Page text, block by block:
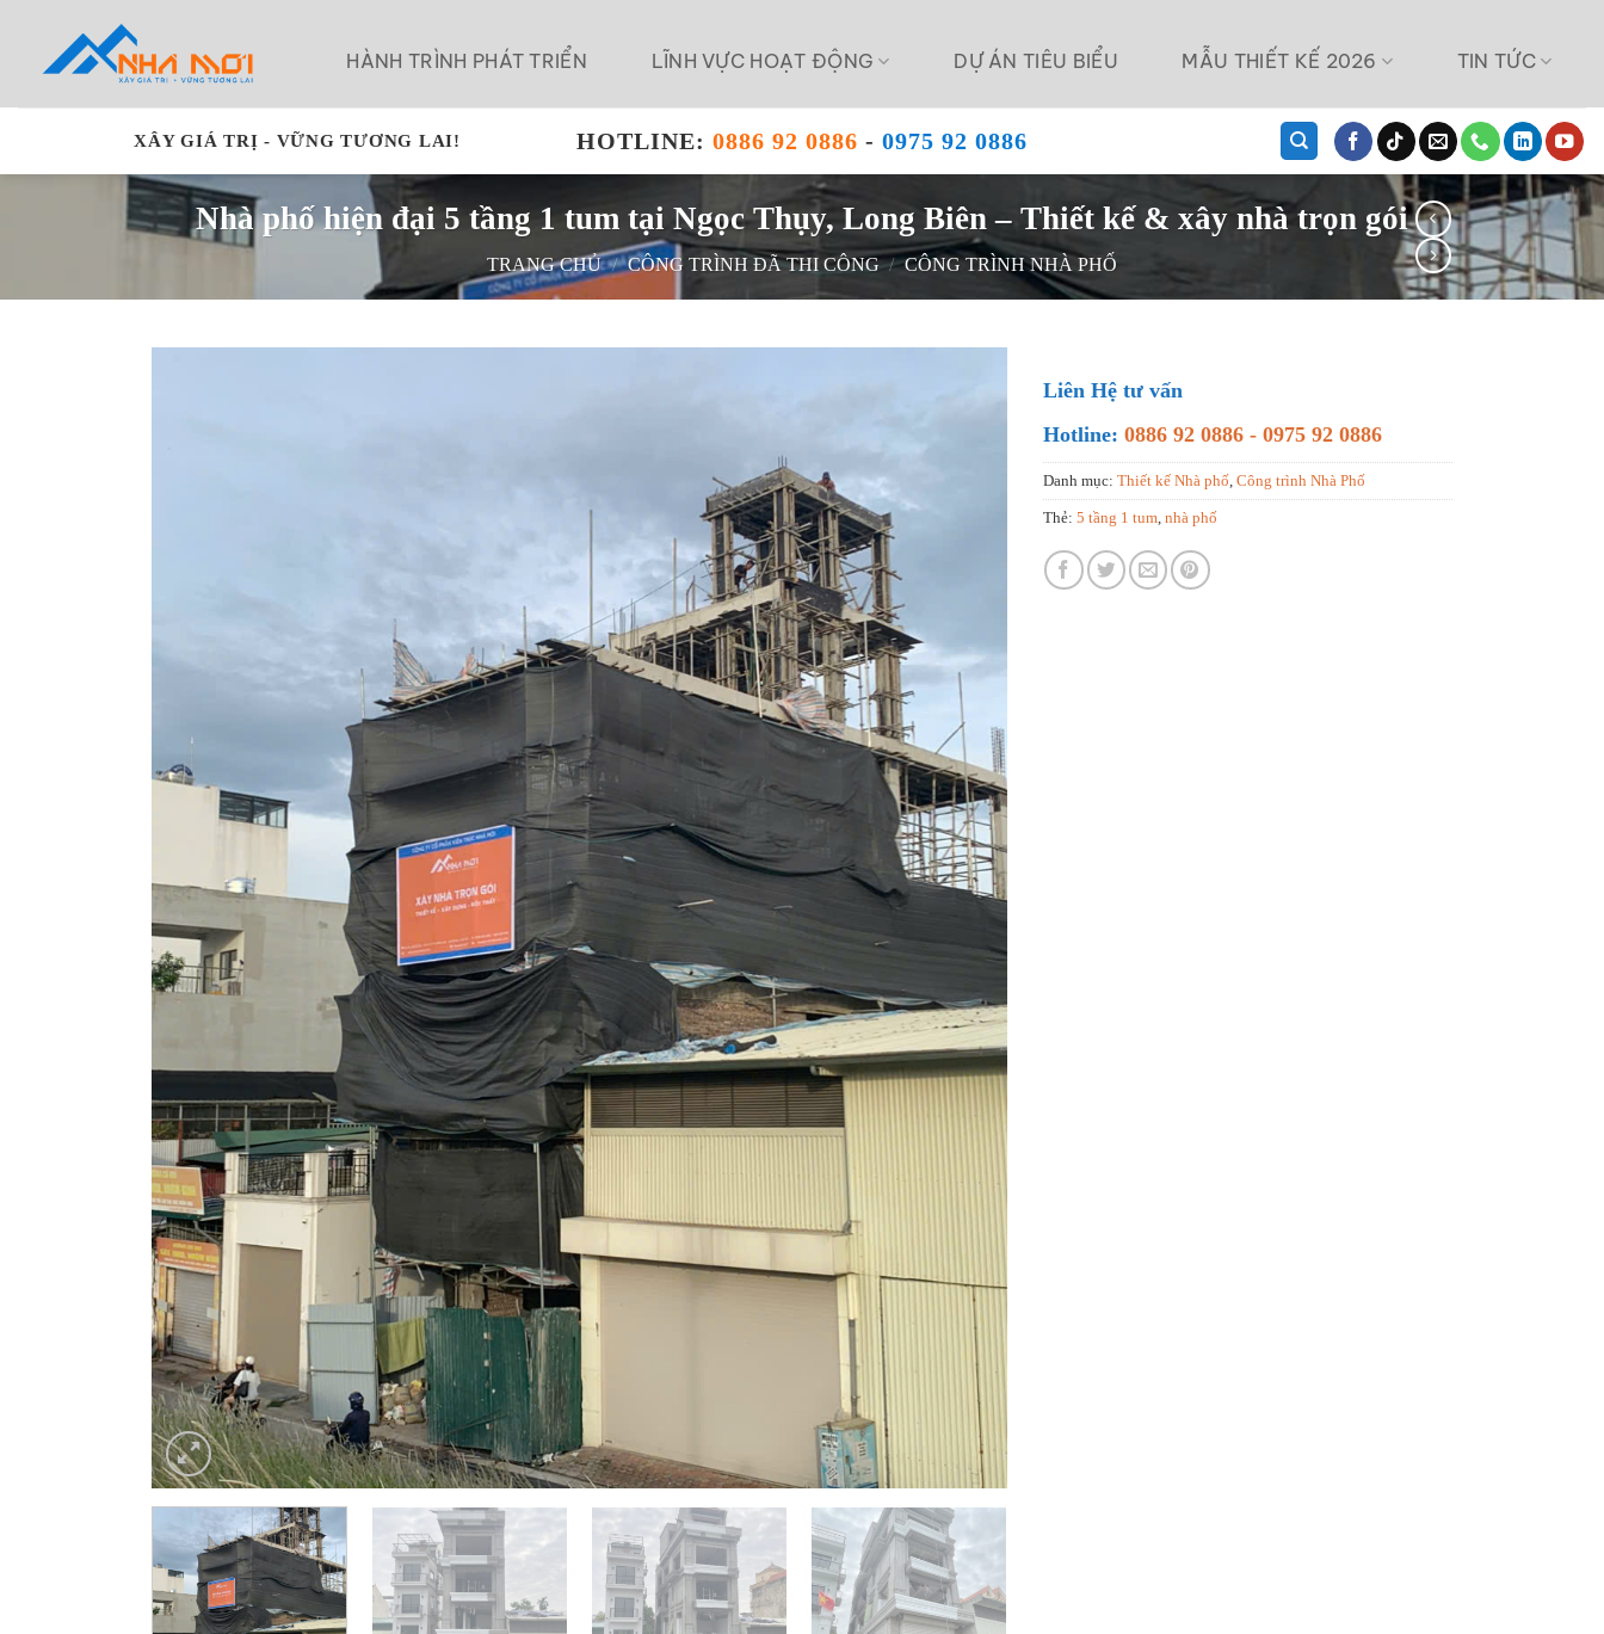
dung
HÀNH TRÌNH PHÁT TRIỂN LĨNH VỰC HOẠT ĐỘNG DỰ ÁN TIÊU BIỂU MẪU THIẾT KẾ 2026 TIN TỨC
XÂY GIÁ TRỊ - VỮNG TƯƠNG LAI! HOTLINE: 0886 92 0886 - 0975 92 0886
Nhà phố hiện đại 5 tầng 1 tum tại Ngọc Thụy, Long Biên – Thiết kế & xây nhà trọn gói
TRANG CHỦ / CÔNG TRÌNH ĐÃ THI CÔNG / CÔNG TRÌNH NHÀ PHỐ
Liên Hệ tư vấn
Hotline: 0886 92 0886 - 0975 92 0886
Danh mục: Thiết kế Nhà phố, Công trình Nhà Phố
Thẻ: 5 tầng 1 tum, nhà phố